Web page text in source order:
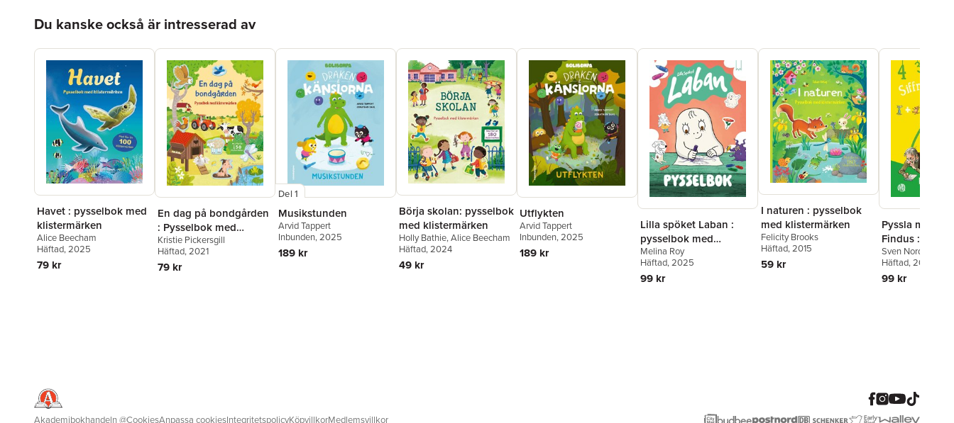
Du kanske också är intresserad av
Havet : pysselbok med
klistermärken
Alice Beecham
Häftad, 2025
79 kr
En dag på bondgården
: Pysselbok med
klistermärken
Kristie Pickersgill
Häftad, 2021
79 kr
Del 1
Musikstunden
Arvid Tappert
Inbunden, 2025
189 kr
Börja skolan: pysselbok
med klistermärken
Holly Bathie,Alice Beecham
Häftad, 2024
49 kr
Utflykten
Arvid Tappert
Inbunden, 2025
189 kr
Lilla spöket Laban :
pysselbok med
klistermärken
Melina Roy
Häftad, 2025
99 kr
I naturen : pysselbok
med klistermärken
Felicity Brooks
Häftad, 2015
59 kr
Pyssla med
Findus : siffror
former med
klistermärken
Sven Nordqvist
Eriksson
Häftad, 2026
99 kr
Akademibokhandeln@CookiesAnpassa cookiesIntegritetspolicyKöpvillkorMedlemsvillkor